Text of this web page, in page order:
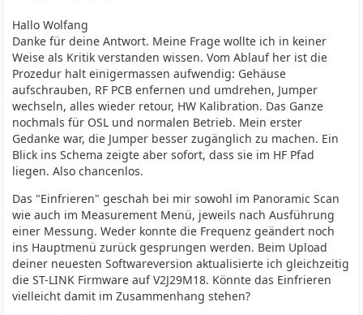
Hallo Wolfang
Danke für deine Antwort. Meine Frage wollte ich in keiner
Weise als Kritik verstanden wissen. Vom Ablauf her ist die
Prozedur halt einigermassen aufwendig: Gehäuse
aufschrauben, RF PCB enfernen und umdrehen, Jumper
wechseln, alles wieder retour, HW Kalibration. Das Ganze
nochmals für OSL und normalen Betrieb. Mein erster
Gedanke war, die Jumper besser zugänglich zu machen. Ein
Blick ins Schema zeigte aber sofort, dass sie im HF Pfad
liegen. Also chancenlos.
Das "Einfrieren" geschah bei mir sowohl im Panoramic Scan
wie auch im Measurement Menü, jeweils nach Ausführung
einer Messung. Weder konnte die Frequenz geändert noch
ins Hauptmenü zurück gesprungen werden. Beim Upload
deiner neuesten Softwareversion aktualisierte ich gleichzeitig
die ST-LINK Firmware auf V2J29M18. Könnte das Einfrieren
vielleicht damit im Zusammenhang stehen?